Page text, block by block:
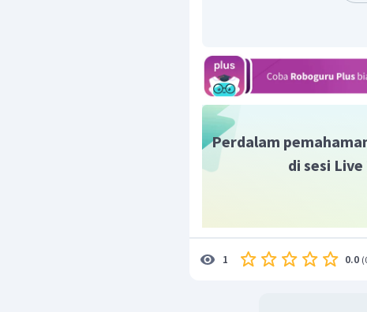
Perdalam
di sesi Live
1 0.0 (